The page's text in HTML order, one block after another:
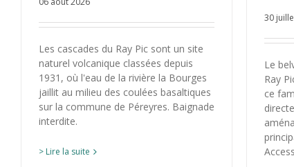
Les cascades du Ray Pic sont un site
naturel volcanique classées depuis
1931, où l'eau de la rivière la Bourges
jaillit au milieu des coulées basaltiques
sur la commune de Péreyres. Baignade
interdite.
> Lire la suite
30
Le
Ray
ce